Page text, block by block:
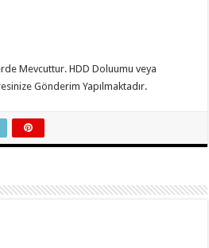
Mevcuttur. HDD Doluumu veya
Gönderim Yapılmaktadır.